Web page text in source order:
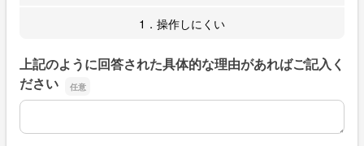
1．操作しにくい
上記のように回答された具体的な理由があればご記入く
ださい
上記のように回答された具体的な理由があればご記入くだ